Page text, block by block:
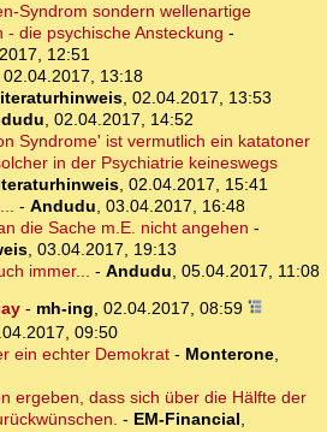
Syndrom sondern wellenartige
- die psychische Ansteckung -
12:51
02.04.2017, 13:18
, 02.04.2017, 13:53
, 02.04.2017, 14:52
Syndrome' ist vermutlich ein katatoner
in der Psychiatrie keineswegs
, 02.04.2017, 15:41
- Andudu, 03.04.2017, 16:48
die Sache m.E. nicht angehen -
, 03.04.2017, 19:13
immer... - Andudu, 05.04.2017, 11:08
- mh-ing, 02.04.2017, 08:59
09:50
ein echter Demokrat- Monterone,
ergeben, dass sich über die Hälfte der
- EM-Financial,